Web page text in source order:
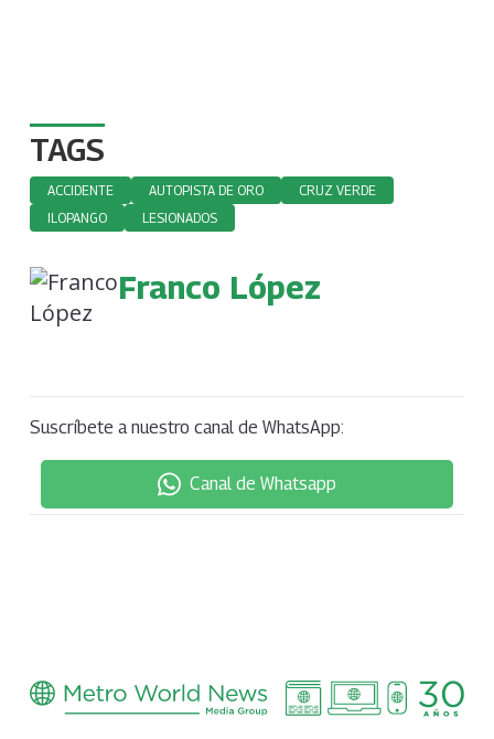
TAGS
ACCIDENTE AUTOPISTA DE ORO
CRUZ VERDE
ILOPANGO
LESIONADOS
Franco López
Suscríbete a nuestro canal de WhatsApp:
Canal de Whatsapp